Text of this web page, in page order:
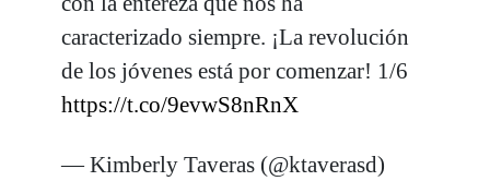
caracterizado siempre. ¡La revolución
de los jóvenes está por comenzar! 1/6
https://t.co/9evwS8nRnX
— Kimberly Taveras (@ktaverasd)